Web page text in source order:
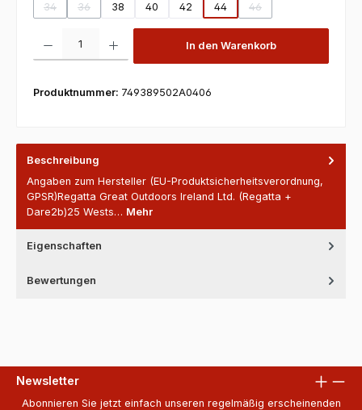
34
(Diese Option ist zurzeit nicht verfügbar.)
36
(Diese Option ist zurzeit nicht verfügbar.)
38 40 42 44 46
(Diese Option ist
In den Warenkorb
Produktnummer: 749389502A0406
Beschreibung
Angaben zum Hersteller (EU-Produktsicherheitsverordnung,
GPSR)Regatta Great Outdoors Ireland Ltd. (Regatta +
Dare2b)25 Wests… Mehr
Eigenschaften
Bewertungen
Newsletter
Abonnieren Sie jetzt einfach unseren regelmäßig erscheinenden